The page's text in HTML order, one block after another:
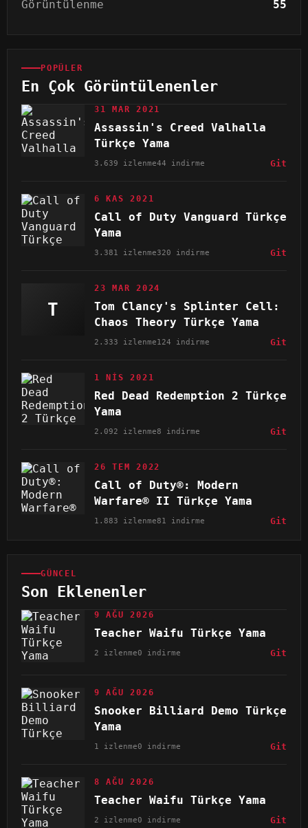
Görüntülenme 55
POPÜLER
En Çok Görüntülenenler
31 MAR 2021
Assassin's Creed Valhalla
Türkçe Yama
3.639 izlenme44 indirme Git
6 KAS 2021
Call of Duty Vanguard Türkçe
Yama
3.381 izlenme320 indirme Git
T
23 MAR 2024
Tom Clancy's Splinter Cell:
Chaos Theory Türkçe Yama
2.333 izlenme124 indirme Git
1 NIS 2021
Red Dead Redemption 2 Türkçe
Yama
2.092 izlenme8 indirme Git
26 TEM 2022
Call of Duty®: Modern
Warfare® II Türkçe Yama
1.883 izlenme81 indirme Git
GÜNCEL
Son Eklenenler
9 AĞU 2026
Teacher Waifu Türkçe Yama
2 izlenme0 indirme Git
9 AĞU 2026
Snooker Billiard Demo Türkçe
Yama
1 izlenme0 indirme Git
8 AĞU 2026
Teacher Waifu Türkçe Yama
2 izlenme0 indirme Git